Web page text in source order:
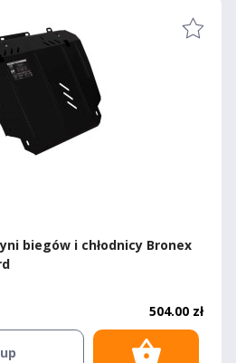
biegów i chłodnicy Bronex
504.00 zł